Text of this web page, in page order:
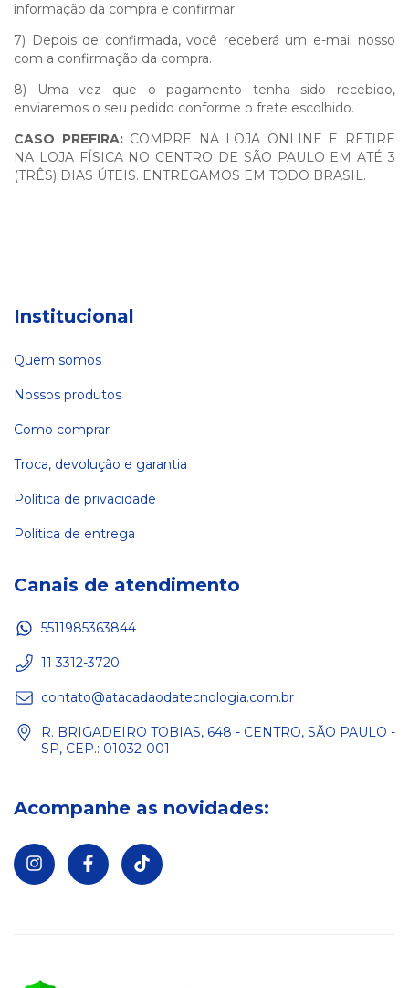
informação da compra e confirmar
7) Depois de confirmada, você receberá um e-mail nosso
com a confirmação da compra.
8) Uma vez que o pagamento tenha sido recebido,
enviaremos o seu pedido conforme o frete escolhido.
CASO PREFIRA:COMPRE NA LOJA ONLINE E RETIRE
NA LOJA FÍSICA NO CENTRO DE SÃO PAULO EM ATÉ 3
(TRÊS) DIAS ÚTEIS. ENTREGAMOS EM TODO BRASIL.
Institucional
Quem somos
Nossos produtos
Como comprar
Troca, devolução e garantia
Política de privacidade
Política de entrega
Canais de atendimento
5511985363844
11 3312-3720
contato@atacadaodatecnologia.com.br
R. BRIGADEIRO TOBIAS, 648 - CENTRO, SÃO PAULO -
SP, CEP.: 01032-001
Acompanhe as novidades: